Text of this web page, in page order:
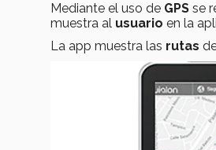
Mediante el uso de GPS se
muestra al usuario en la
La app muestra las rutas